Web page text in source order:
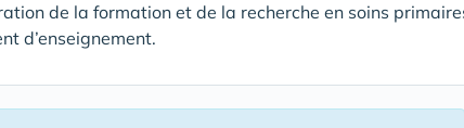
de la formation et de la recherche en soins
d’enseignement.